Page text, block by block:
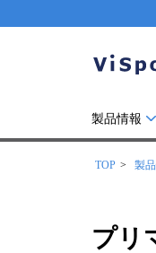
製品情報
TOP 製
プリ